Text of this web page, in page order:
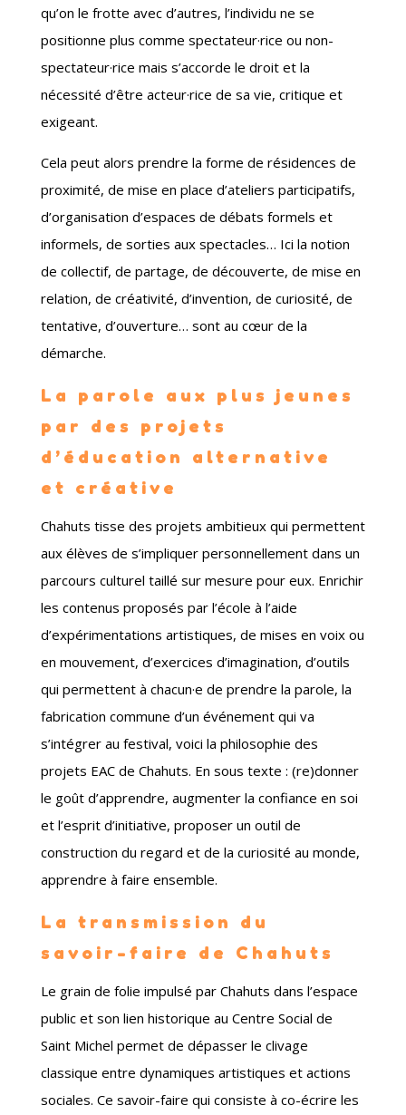
qu’on le frotte avec d’autres, l’individu ne se
positionne plus comme spectateur·rice ou non-
spectateur·rice mais s’accorde le droit et la
nécessité d’être acteur·rice de sa vie, critique et
exigeant.
Cela peut alors prendre la forme de résidences de
proximité, de mise en place d’ateliers participatifs,
d’organisation d’espaces de débats formels et
informels, de sorties aux spectacles… Ici la notion
de collectif, de partage, de découverte, de mise en
relation, de créativité, d’invention, de curiosité, de
tentative, d’ouverture… sont au cœur de la
démarche.
La parole aux plus jeunes
par des projets
d’éducation alternative
et créative
Chahuts tisse des projets ambitieux qui permettent
aux élèves de s’impliquer personnellement dans un
parcours culturel taillé sur mesure pour eux. Enrichir
les contenus proposés par l’école à l’aide
d’expérimentations artistiques, de mises en voix ou
en mouvement, d’exercices d’imagination, d’outils
qui permettent à chacun·e de prendre la parole, la
fabrication commune d’un événement qui va
s’intégrer au festival, voici la philosophie des
projets EAC de Chahuts. En sous texte : (re)donner
le goût d’apprendre, augmenter la confiance en soi
et l’esprit d’initiative, proposer un outil de
construction du regard et de la curiosité au monde,
apprendre à faire ensemble.
La transmission du
savoir-faire de Chahuts
Le grain de folie impulsé par Chahuts dans l’espace
public et son lien historique au Centre Social de
Saint Michel permet de dépasser le clivage
classique entre dynamiques artistiques et actions
sociales. Ce savoir-faire qui consiste à co-écrire les